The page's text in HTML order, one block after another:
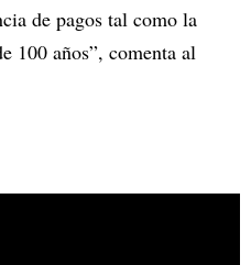
de pagos tal como la
100 años”, comenta al